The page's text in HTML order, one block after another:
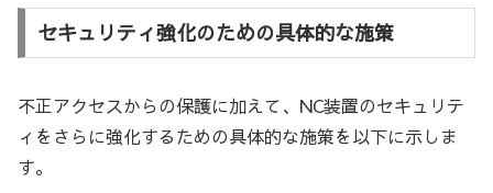
セキュリティ強化のための具体的な施策
不正アクセスからの保護に加えて、NC装置のセキュリテ
ィをさらに強化するための具体的な施策を以下に示しま
す。